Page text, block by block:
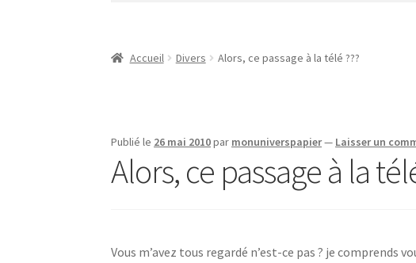
Accueil Divers Alors, ce passage à la télé ???
Publié le 26 mai 2010par monuniverspapier— Laisser un
Alors, ce passage à la
Vous m’avez tous regardé n’est-ce pas ? je comprends